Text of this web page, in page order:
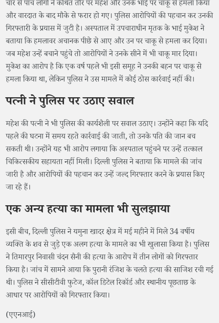
चार से पांच लोगों ने कथित तौर पर महेश और उनके भाई पर चाकू से हमला किया
और वारदात के बाद मौके से फरार हो गए। पुलिस आरोपियों की पहचान कर उनकी
गिरफ्तारी के प्रयास में जुटी है। अस्पताल में उपचाराधीन मृतक के भाई मुकेश ने
बताया कि हमलावर अचानक पीछे से आए और उन पर चाकू से हमला कर दिया।
जब महेश उन्हें बचाने पहुंचे तो आरोपियों ने उनके सीने में भी चाकू मार दिया।
मुकेश का आरोप है कि एक वर्ष पहले भी इसी समूह ने उनकी बहन पर चाकू से
हमला किया था, लेकिन पुलिस ने उस मामले में कोई ठोस कार्रवाई नहीं की।
पत्नी ने पुलिस पर उठाए सवाल
महेश की पत्नी ने भी पुलिस की कार्यशैली पर सवाल उठाए। उन्होंने कहा कि यदि
पहले की घटना में समय रहते कार्रवाई की जाती, तो उनके पति की जान बच
सकती थी। उन्होंने यह भी आरोप लगाया कि अस्पताल पहुंचने पर उन्हें तत्काल
चिकित्सकीय सहायता नहीं मिली। दिल्ली पुलिस ने बताया कि मामले की जांच
जारी है और आरोपियों की पहचान कर उन्हें जल्द गिरफ्तार करने के प्रयास किए
जा रहे हैं।
एक अन्य हत्या का मामला भी सुलझाया
इसी बीच, दिल्ली पुलिस ने यमुना खादर क्षेत्र में मई महीने में मिले 34 वर्षीय
व्यक्ति के शव से जुड़े एक अलग हत्या के मामले का भी खुलासा किया है। पुलिस
ने तिमारपुर निवासी चंदन सैनी की हत्या के आरोप में तीन लोगों को गिरफ्तार
किया है। जांच में सामने आया कि पुरानी रंजिश के चलते हत्या की साजिश रची गई
थी। पुलिस ने सीसीटीवी फुटेज, कॉल डिटेल रिकॉर्ड और स्थानीय पूछताछ के
आधार पर आरोपियों को गिरफ्तार किया।
(एएनआई)